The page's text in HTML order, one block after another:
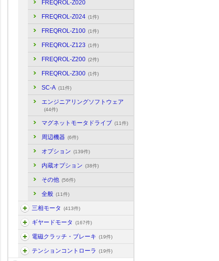
FREQROL-Z020
FREQROL-Z024 (1件)
FREQROL-Z100 (1件)
FREQROL-Z123 (1件)
FREQROL-Z200 (2件)
FREQROL-Z300 (1件)
SC-A (11件)
エンジニアリングソフトウェア
(44件)
マグネットモータドライブ (11件)
周辺機器 (6件)
オプション (139件)
内蔵オプション (38件)
その他 (56件)
全般 (11件)
三相モータ (413件)
ギヤードモータ (167件)
電磁クラッチ・ブレーキ (19件)
テンションコントローラ (19件)